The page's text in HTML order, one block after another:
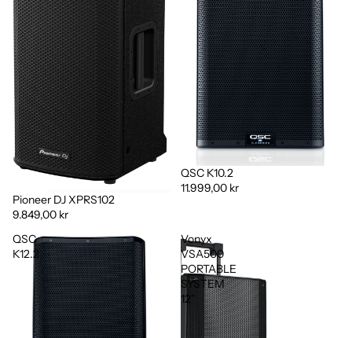
Pioneer DJ XPRS102
9.849,00 kr
QSC K10.2
11.999,00 kr
QSC
K12.2
Vonyx
VSA500
PORTABLE
SYSTEM
12"